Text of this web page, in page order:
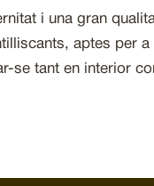
i una gran
aptes per a
se tant en interior